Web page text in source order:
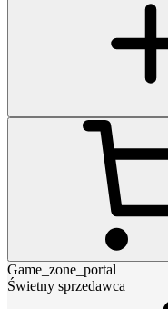
Game_zone_portal
Świetny sprzedawca